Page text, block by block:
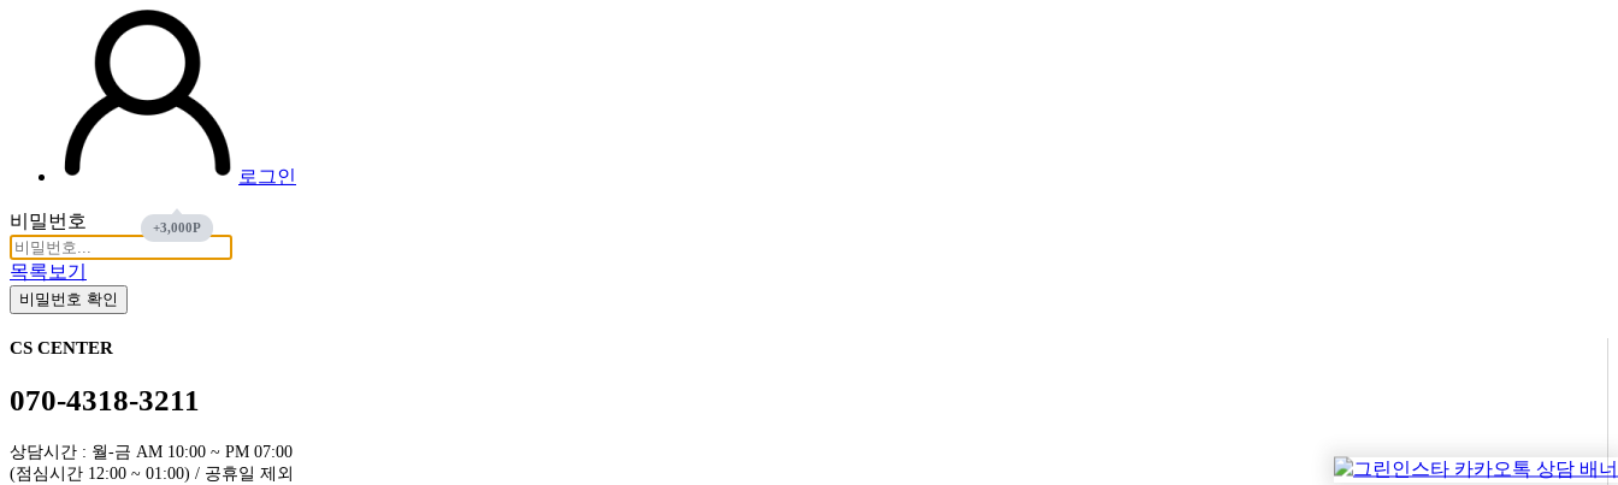
로그인
비밀번호
목록보기
비밀번호 확인
CS CENTER
070-4318-3211
상담시간 : 월-금 AM 10:00 ~ PM 07:00
(점심시간 12:00 ~ 01:00) / 공휴일 제외